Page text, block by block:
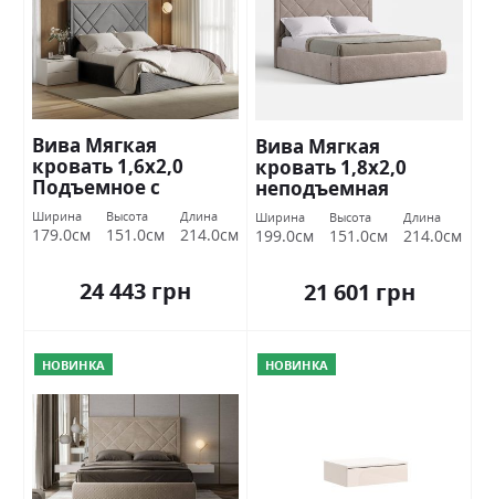
Вива Мягкая
кровать 1,6х2,0
Подъемное с
каркасом Міромарк
Ширина
179.0см
Высота
151.0см
Длина
214.0см
24 443 грн
Вива Мягкая
кровать 1,8х2,0
неподъемная
Миромарк
Ширина
199.0см
Высота
151.0см
Длина
214.0см
21 601 грн
НОВИНКА НОВИНКА